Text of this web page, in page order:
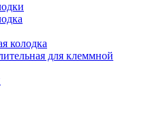
колодка
для клеммной